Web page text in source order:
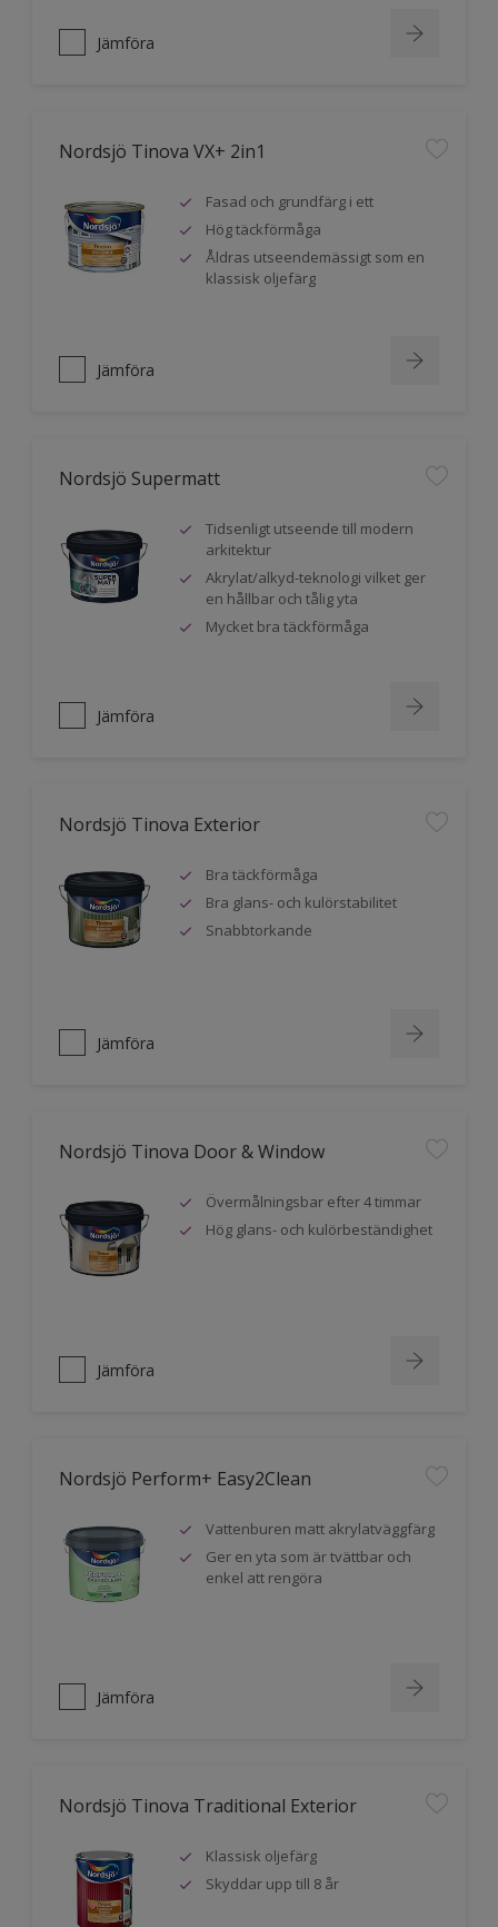
Jämföra
Nordsjö Tinova VX+ 2in1
Fasad och grundfärg i ett
Hög täckförmåga
Åldras utseendemässigt som en
klassisk oljefärg
Jämföra
Nordsjö Supermatt
Tidsenligt utseende till modern
arkitektur
Akrylat/alkyd-teknologi vilket ger
en hållbar och tålig yta
Mycket bra täckförmåga
Jämföra
Nordsjö Tinova Exterior
Bra täckförmåga
Bra glans- och kulörstabilitet
Snabbtorkande
Jämföra
Nordsjö Tinova Door & Window
Övermålningsbar efter 4 timmar
Hög glans- och kulörbeständighet
Jämföra
Nordsjö Perform+ Easy2Clean
Vattenburen matt akrylatväggfärg
Ger en yta som är tvättbar och
enkel att rengöra
Jämföra
Nordsjö Tinova Traditional Exterior
Klassisk oljefärg
Skyddar upp till 8 år